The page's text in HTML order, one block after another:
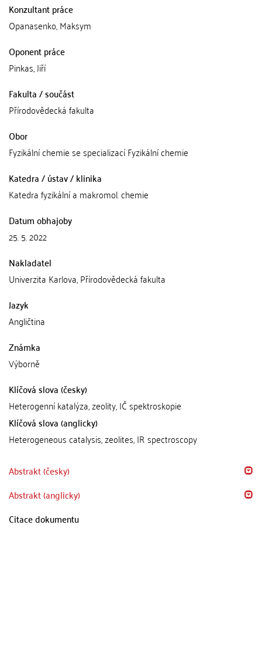
Konzultant práce
Opanasenko, Maksym
Oponent práce
Pinkas, Jiří
Fakulta / součást
Přírodovědecká fakulta
Obor
Fyzikální chemie se specializací Fyzikální chemie
Katedra / ústav / klinika
Katedra fyzikální a makromol. chemie
Datum obhajoby
25. 5. 2022
Nakladatel
Univerzita Karlova, Přírodovědecká fakulta
Jazyk
Angličtina
Známka
Výborně
Klíčová slova (česky)
Heterogenní katalýza, zeolity, IČ spektroskopie
Klíčová slova (anglicky)
Heterogeneous catalysis, zeolites, IR spectroscopy
Abstrakt (česky)
Abstrakt (anglicky)
Citace dokumentu